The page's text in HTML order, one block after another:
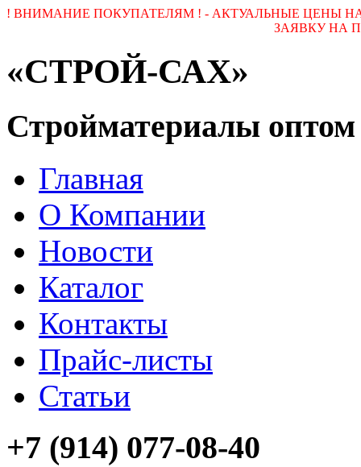
! ВНИМАНИЕ ПОКУПАТЕЛЯМ ! - АКТУАЛЬНЫЕ ЦЕНЫ
ЗАЯВКУ НА
«СТРОЙ-САХ»
Стройматериалы
Главная
О Компании
Новости
Каталог
Контакты
Прайс-листы
Статьи
+7 (914) 077-08-40